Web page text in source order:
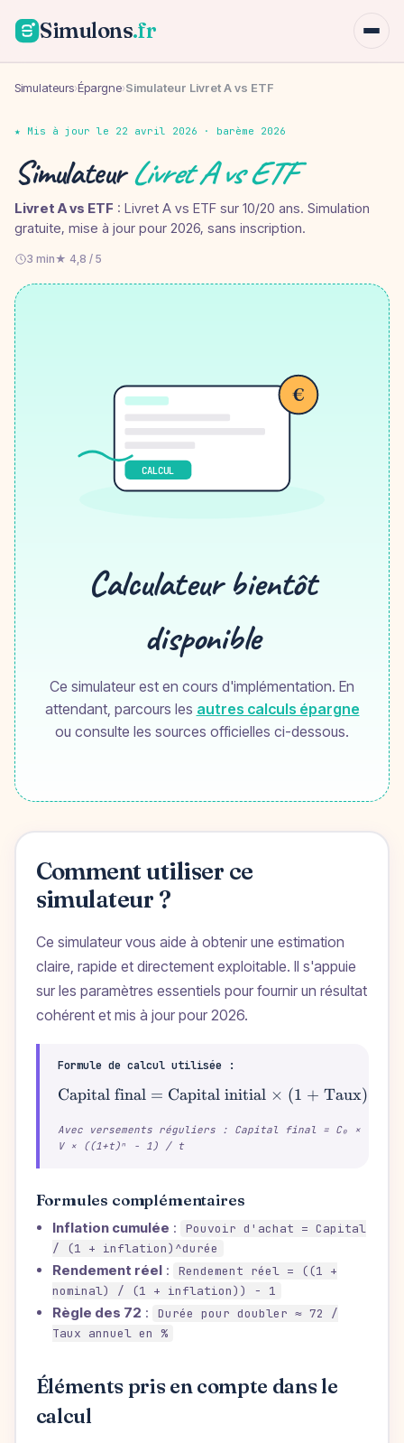
Simulons.fr
Simulateurs›Épargne›Simulateur Livret A vs ETF
★ Mis à jour le 22 avril 2026 · barème 2026
SimulateurLivret A vs ETF
Livret A vs ETF : Livret A vs ETF sur 10/20 ans. Simulation
gratuite, mise à jour pour 2026, sans inscription.
3 min★ 4,8 / 5
CALCUL
€
Calculateur bientôt
disponible
Ce simulateur est en cours d'implémentation. En
attendant, parcours les autres calculs épargne
ou consulte les sources officielles ci-dessous.
Comment utiliser ce
simulateur ?
Ce simulateur vous aide à obtenir une estimation
claire, rapide et directement exploitable. Il s'appuie
sur les paramètres essentiels pour fournir un résultat
cohérent et mis à jour pour 2026.
Formule de calcul utilisée :
\text{Capital final =
Capital final = Capital initial × (1 + Taux)^
Avec versements réguliers : Capital final = C₀ ×
V × ((1+t)ⁿ − 1) / t
Formules complémentaires
Inflation cumulée :
Pouvoir d'achat = Capital
/ (1 + inflation)^durée
Rendement réel:
Rendement réel = ((1 +
nominal) / (1 + inflation)) − 1
Règle des 72 :
Durée pour doubler ≈ 72 /
Taux annuel en %
Éléments pris en compte dans le
calcul